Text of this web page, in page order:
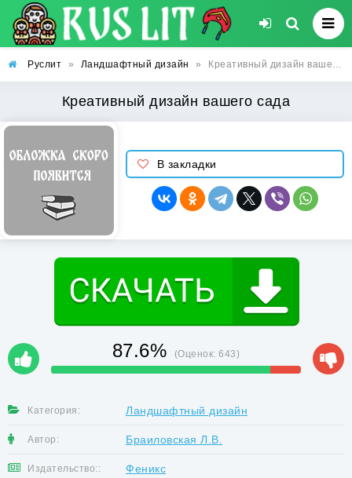
Руслит » Ландшафтный дизайн » Креативный дизайн вашего сада
Креативный дизайн вашего сада
В закладки
87.6% (Оценок:643)
Категория: Ландшафтный дизайн
Автор: Браиловская Л.В.
Издательство:: Феникс